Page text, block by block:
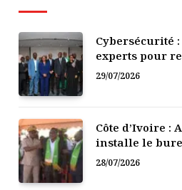
Cybersécurité :
experts pour
numérique de
29/07/2026
Côte d’Ivoire :
installe le
mutuelle de
28/07/2026